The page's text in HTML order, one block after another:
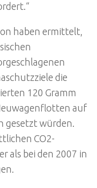
haben ermittelt,
die
120 Gramm
auf
gesetzt würden.
CO2-
als bei den 2007 in